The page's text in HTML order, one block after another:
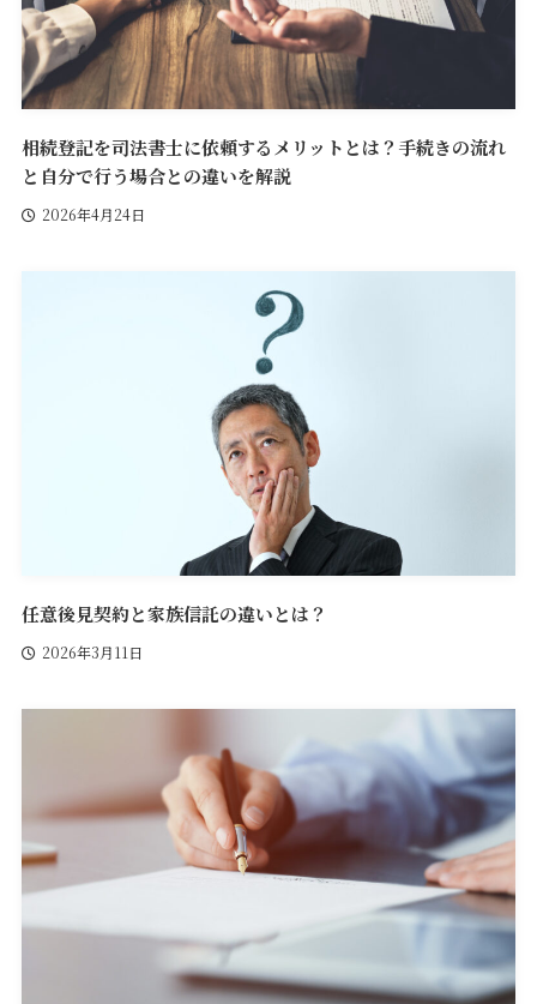
相続登記を司法書士に依頼するメリットとは？手続きの流れ
と自分で行う場合との違いを解説
2026年4月24日
任意後見契約と家族信託の違いとは？
2026年3月11日